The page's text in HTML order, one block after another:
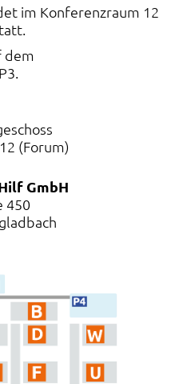
im Konferenzraum 12
dem
(Forum)
GmbH
450